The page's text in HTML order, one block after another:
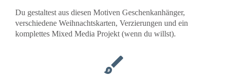
Du gestaltest aus diesen Motiven Geschenkanhänger,
verschiedene Weihnachtskarten, Verzierungen und ein
komplettes Mixed Media Projekt (wenn du willst).